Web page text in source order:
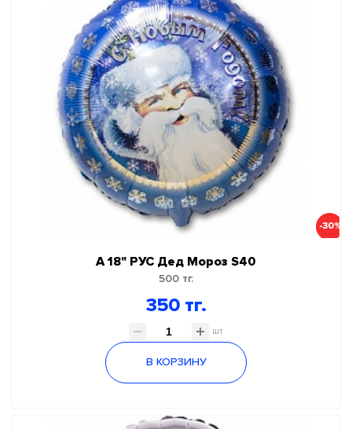
-30%
А 18" РУС Дед Мороз S40
500 тг.
350 тг.
шт
В КОРЗИНУ